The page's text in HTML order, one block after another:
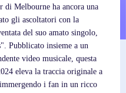
di Melbourne ha ancora una
gli ascoltatori con la
del suo amato singolo,
Pubblicato insieme a un
video musicale, questa
eleva la traccia originale a
i fan in un ricco